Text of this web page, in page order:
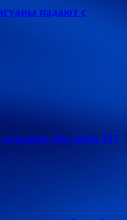
падают с
без света 317